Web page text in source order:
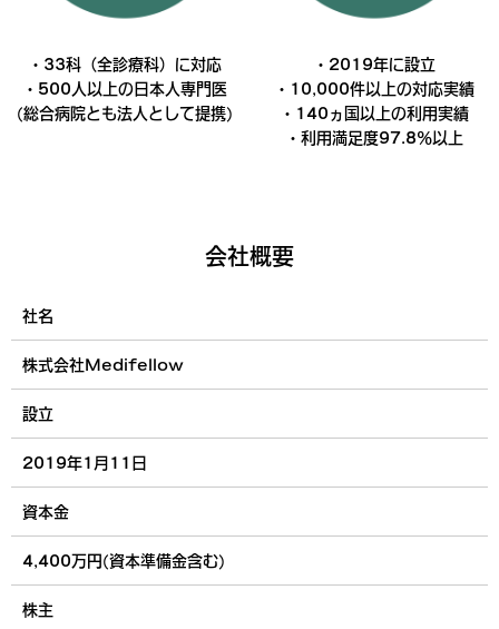
・33科（全診療科）に対応
・500人以上の日本人専門医
(総合病院とも法人として提携)
・2019年に設立
・10,000件以上の対応実績
・140ヵ国以上の利用実績
・利用満足度97.8%以上
会社概要
社名
株式会社Medifellow
設立
2019年1月11日
資本金
4,400万円(資本準備金含む)
株主